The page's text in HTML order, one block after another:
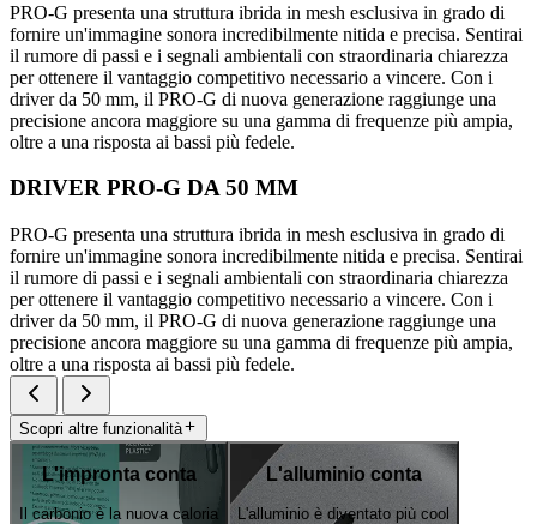
PRO-G presenta una struttura ibrida in mesh esclusiva in grado di
fornire un'immagine sonora incredibilmente nitida e precisa. Sentirai
il rumore di passi e i segnali ambientali con straordinaria chiarezza
per ottenere il vantaggio competitivo necessario a vincere. Con i
driver da 50 mm, il PRO-G di nuova generazione raggiunge una
precisione ancora maggiore su una gamma di frequenze più ampia,
oltre a una risposta ai bassi più fedele.
DRIVER PRO-G DA 50 MM
PRO-G presenta una struttura ibrida in mesh esclusiva in grado di
fornire un'immagine sonora incredibilmente nitida e precisa. Sentirai
il rumore di passi e i segnali ambientali con straordinaria chiarezza
per ottenere il vantaggio competitivo necessario a vincere. Con i
driver da 50 mm, il PRO-G di nuova generazione raggiunge una
precisione ancora maggiore su una gamma di frequenze più ampia,
oltre a una risposta ai bassi più fedele.
Scopri altre funzionalità
L'impronta conta
Il carbonio è la nuova caloria
L'alluminio conta
L'alluminio è diventato più cool